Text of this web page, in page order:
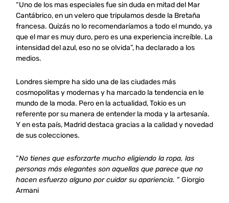
“Uno de los mas especiales fue sin duda en mitad del Mar
Cantábrico, en un velero que tripulamos desde la Bretaña
francesa. Quizás no lo recomendaríamos a todo el mundo, ya
que el mar es muy duro, pero es una experiencia increíble. La
intensidad del azul, eso no se olvida”, ha declarado a los
medios.
Londres siempre ha sido una de las ciudades más
cosmopolitas y modernas y ha marcado la tendencia en le
mundo de la moda. Pero en la actualidad, Tokio es un
referente por su manera de entender la moda y la artesanía.
Y en esta país, Madrid destaca gracias a la calidad y novedad
de sus colecciones.
“No tienes que esforzarte mucho eligiendo la ropa, las
personas más elegantes son aquellas que parece que no
hacen esfuerzo alguno por cuidar su apariencia. “ Giorgio
Armani